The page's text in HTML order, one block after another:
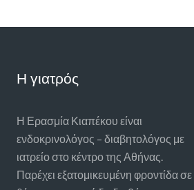
Η γιατρός
Η Ερασμία Κιαπέκου είναι
ενδοκρινολόγος – διαβητολόγος με
ιατρείο στο κέντρο της Αθήνας.
Παρέχει εξατομικευμένη φροντίδα σε